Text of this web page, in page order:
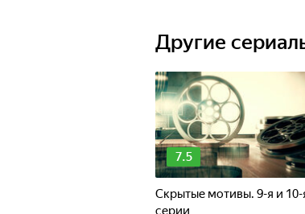
Другие
7.5
Скрытые мотивы. 9-я и 10-
серии